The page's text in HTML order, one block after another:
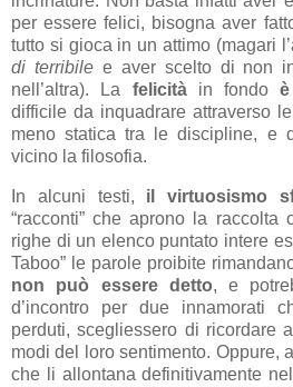
per essere felici, bisogna aver
tutto si gioca in un attimo (magari
di terribile e aver scelto di non
nell’altra). La felicità in fondo
difficile da inquadrare attraverso
meno statica tra le discipline, e
vicino la filosofia.
In alcuni testi, il virtuosismo
“racconti” che aprono la raccolta
righe di un elenco puntato intere
Taboo” le parole proibite
non può essere detto, e
d’incontro per due innamorati
perduti, scegliessero di ricordare
modi del loro sentimento. Oppure,
che li allontana definitivamente